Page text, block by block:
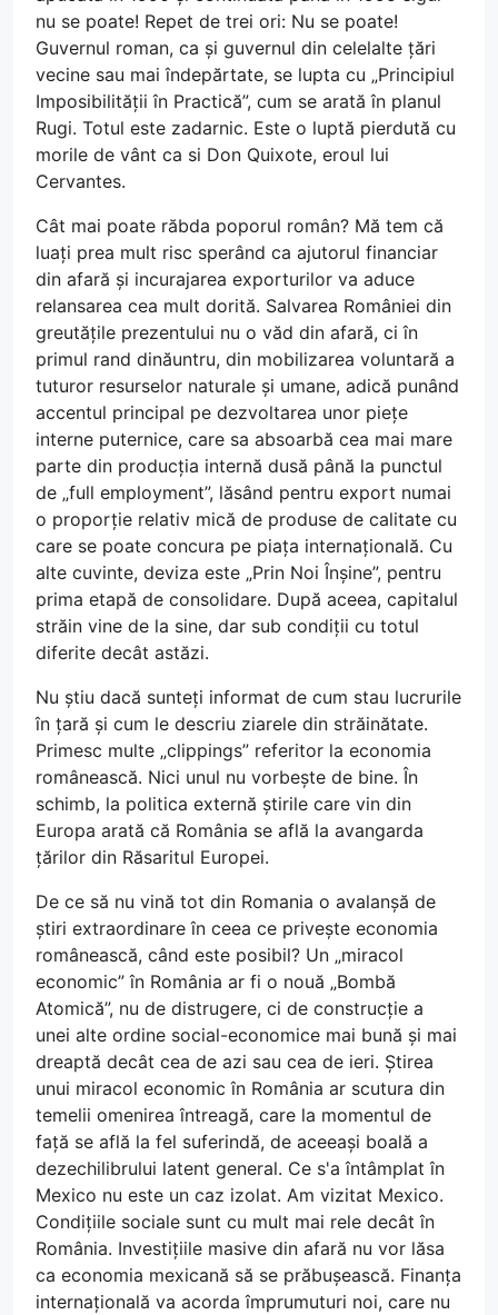
nu se poate! Repet de trei ori: Nu se poate!
Guvernul roman, ca și guvernul din celelalte țări
vecine sau mai îndepărtate, se lupta cu „Principiul
Imposibilității în Practică”, cum se arată în planul
Rugi. Totul este zadarnic. Este o luptă pierdută cu
morile de vânt ca si Don Quixote, eroul lui
Cervantes.
Cât mai poate răbda poporul român? Mă tem că
luați prea mult risc sperând ca ajutorul financiar
din afară și incurajarea exporturilor va aduce
relansarea cea mult dorită. Salvarea României din
greutățile prezentului nu o văd din afară, ci în
primul rand dinăuntru, din mobilizarea voluntară a
tuturor resurselor naturale și umane, adică punând
accentul principal pe dezvoltarea unor piețe
interne puternice, care sa absoarbă cea mai mare
parte din producția internă dusă până la punctul
de „full employment”, lăsând pentru export numai
o proporție relativ mică de produse de calitate cu
care se poate concura pe piața internațională. Cu
alte cuvinte, deviza este „Prin Noi Înșine”, pentru
prima etapă de consolidare. După aceea, capitalul
străin vine de la sine, dar sub condiții cu totul
diferite decât astăzi.
Nu știu dacă sunteți informat de cum stau lucrurile
în țară și cum le descriu ziarele din străinătate.
Primesc multe „clippings” referitor la economia
românească. Nici unul nu vorbește de bine. În
schimb, la politica externă știrile care vin din
Europa arată că România se află la avangarda
țărilor din Răsaritul Europei.
De ce să nu vină tot din Romania o avalanșă de
știri extraordinare în ceea ce privește economia
românească, când este posibil? Un „miracol
economic” în România ar fi o nouă „Bombă
Atomică”, nu de distrugere, ci de construcție a
unei alte ordine social-economice mai bună și mai
dreaptă decât cea de azi sau cea de ieri. Știrea
unui miracol economic în România ar scutura din
temelii omenirea întreagă, care la momentul de
față se află la fel suferindă, de aceeași boală a
dezechilibrului latent general. Ce s'a întâmplat în
Mexico nu este un caz izolat. Am vizitat Mexico.
Condițiile sociale sunt cu mult mai rele decât în
România. Investițiile masive din afară nu vor lăsa
ca economia mexicană să se prăbușească. Finanța
internațională va acorda împrumuturi noi, care nu